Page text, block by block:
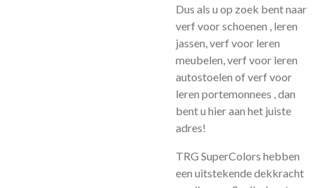
Dus als u op zoek bent naar
verf voor schoenen , leren
jassen, verf voor leren
meubelen, verf voor leren
autostoelen of verf voor
leren portemonnees , dan
bent u hier aan het juiste
adres!
TRG SuperColors hebben
een uitstekende dekkracht